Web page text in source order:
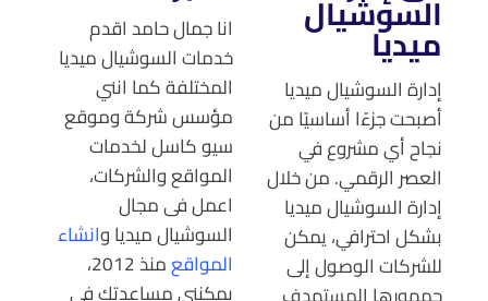
السوشيال
ميديا
إدارة السوشيال ميديا
أصبحت جزءًا أساسيًا من
نجاح أي مشروع في
العصر الرقمي. من خلال
إدارة السوشيال ميديا
بشكل احترافي، يمكن
للشركات الوصول إلى
انا جمال حامد اقدم
خدمات السوشيال ميديا
المختلفة كما انني
مؤسس شركة وموقع
سيو كاسل لخدمات
المواقع والشركات،
اعمل فى مجال
السوشيال ميديا وانشاء
المواقع
منذ 2012،
يمكننى مساعدتك فى